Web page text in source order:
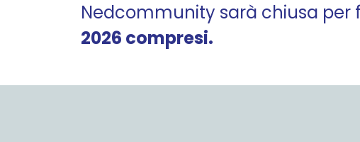
Nedcommunity sarà chiusa per
2026 compresi.